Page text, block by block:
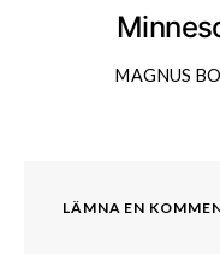
MAGNUS
LÄMNA EN